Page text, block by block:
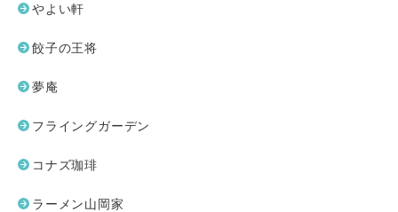
やよい軒
餃子の王将
夢庵
フライングガーデン
コナズ珈琲
ラーメン山岡家